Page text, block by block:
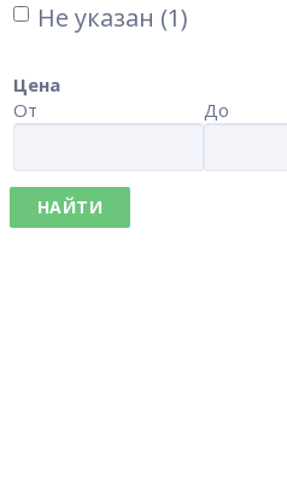
Не указан (1)
Цена
От
До
НАЙТИ